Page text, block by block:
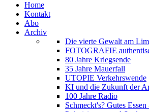
Home
Kontakt
Abo
Archiv
Die vierte Gewalt am
FOTOGRAFIE
80 Jahre Kriegsende
35 Jahre Mauerfall
UTOPIE Verkehrswende
KI und die Zukunft der
100 Jahre Radio
Schmeckt's? Gutes